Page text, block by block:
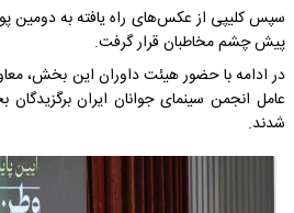
سپس کلیپی از عکس‌های راه یافته به
پیش چشم مخاطبان قرار گرفت.
در ادامه با حضور هیئت داوران این بخش،
عامل انجمن سینمای جوانان ایران
شدند.